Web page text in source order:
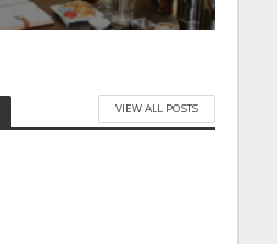
VIEW ALL POSTS